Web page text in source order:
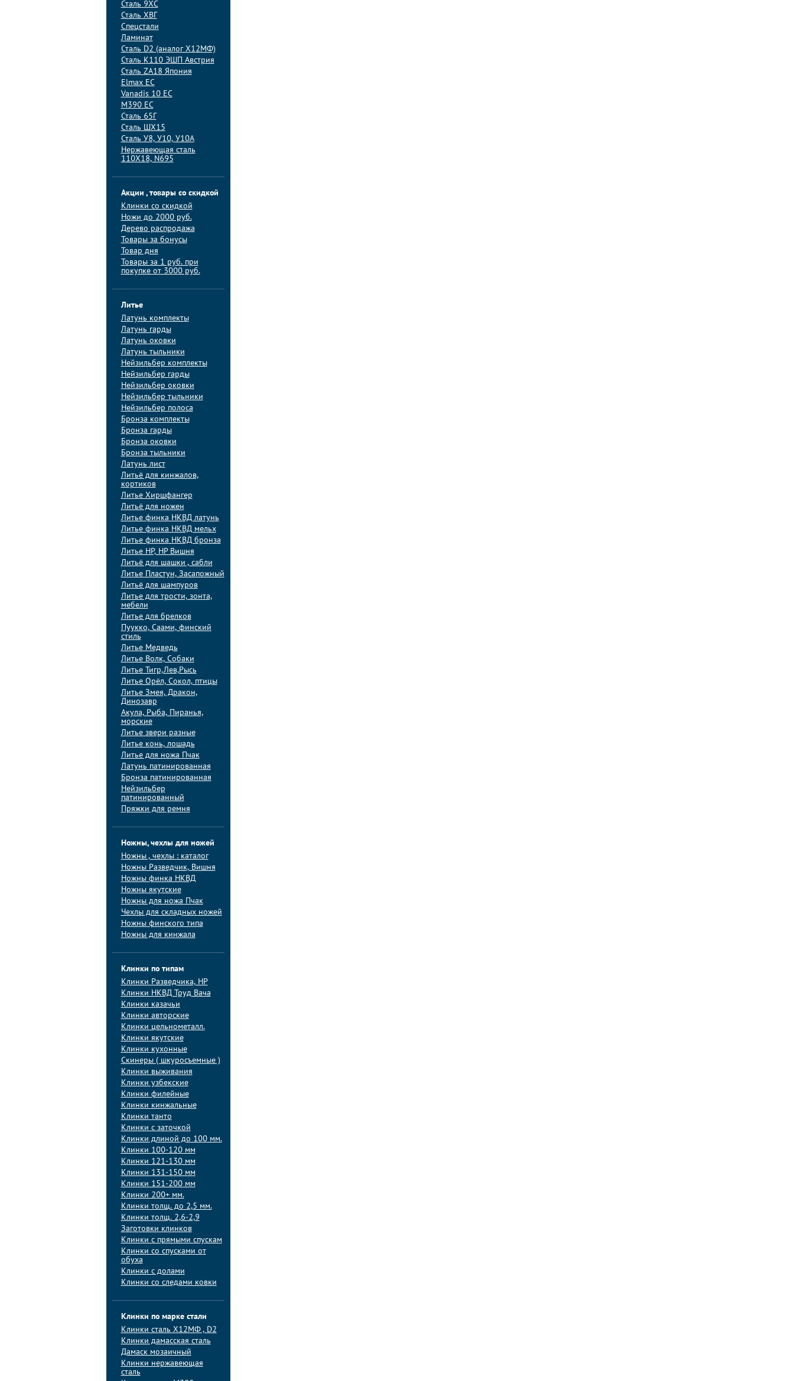
Сталь 9ХС
Сталь ХВГ
Спецстали
Ламинат
Сталь D2 (аналог Х12МФ)
Сталь K110 ЭШП Австрия
Сталь ZA18 Япония
Elmax ЕС
Vanadis 10 ЕС
M390 ЕС
Сталь 65Г
Сталь ШХ15
Сталь У8, У10, У10А
Нержавеющая сталь
110Х18, N695
Акции , товары со скидкой
Клинки со скидкой
Ножи до 2000 руб.
Дерево распродажа
Товары за бонусы
Товар дня
Товары за 1 руб. при
покупке от 3000 руб.
Литье
Латунь комплекты
Латунь гарды
Латунь оковки
Латунь тыльники
Нейзильбер комплекты
Нейзильбер гарды
Нейзильбер оковки
Нейзильбер тыльники
Нейзильбер полоса
Бронза комплекты
Бронза гарды
Бронза оковки
Бронза тыльники
Латунь лист
Литьё для кинжалов,
кортиков
Литье Хиршфангер
Литьё для ножен
Литье финка НКВД латунь
Литье финка НКВД мельх
Литье финка НКВД бронза
Литье НР, НР Вишня
Литьё для шашки , сабли
Литье Пластун, Засапожный
Литьё для шампуров
Литье для трости, зонта,
мебели
Литье для брелков
Пуукко, Саами, финский
стиль
Литье Медведь
Литье Волк, Собаки
Литье Тигр,Лев,Рысь
Литье Орёл, Сокол, птицы
Литье Змея, Дракон,
Динозавр
Акула, Рыба, Пиранья,
морские
Литье звери разные
Литье конь, лошадь
Литье для ножа Пчак
Латунь патинированная
Бронза патинированная
Нейзильбер
патинированный
Пряжки для ремня
Ножны, чехлы для ножей
Ножны , чехлы : каталог
Ножны Разведчик, Вишня
Ножны финка НКВД
Ножны якутские
Ножны для ножа Пчак
Чехлы для складных ножей
Ножны финского типа
Ножны для кинжала
Клинки по типам
Клинки Pазведчика, НP
Клинки НКВД Труд Вача
Клинки казачьи
Клинки авторские
Клинки цельнометалл.
Клинки якутские
Клинки кухонные
Скинеры ( шкуросъемные )
Клинки выживания
Клинки узбекские
Клинки филейные
Клинки кинжальные
Клинки танто
Клинки с заточкой
Клинки длиной до 100 мм.
Клинки 100-120 мм
Клинки 121-130 мм
Клинки 131-150 мм
Клинки 151-200 мм
Клинки 200+ мм.
Клинки толщ. до 2,5 мм.
Клинки толщ. 2,6-2,9
Заготовки клинков
Клинки с прямыми спускам
Клинки со спусками от
обуха
Клинки с долами
Клинки со следами ковки
Клинки по марке стали
Клинки сталь Х12МФ , D2
Клинки дамасская сталь
Дамаск мозаичный
Клинки нержавеющая
сталь